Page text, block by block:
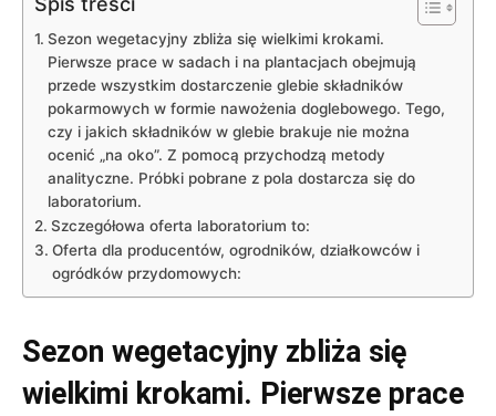
Sezon wegetacyjny zbliża się wielkimi krokami.
Pierwsze prace w sadach i na plantacjach obejmują
przede wszystkim dostarczenie glebie składników
pokarmowych w formie nawożenia doglebowego. Tego,
czy i jakich składników w glebie brakuje nie można
ocenić „na oko”. Z pomocą przychodzą metody
analityczne. Próbki pobrane z pola dostarcza się do
laboratorium.
Szczegółowa oferta laboratorium to:
Oferta dla producentów, ogrodników, działkowców i
ogródków przydomowych:
Sezon wegetacyjny zbliża się
wielkimi krokami. Pierwsze prace